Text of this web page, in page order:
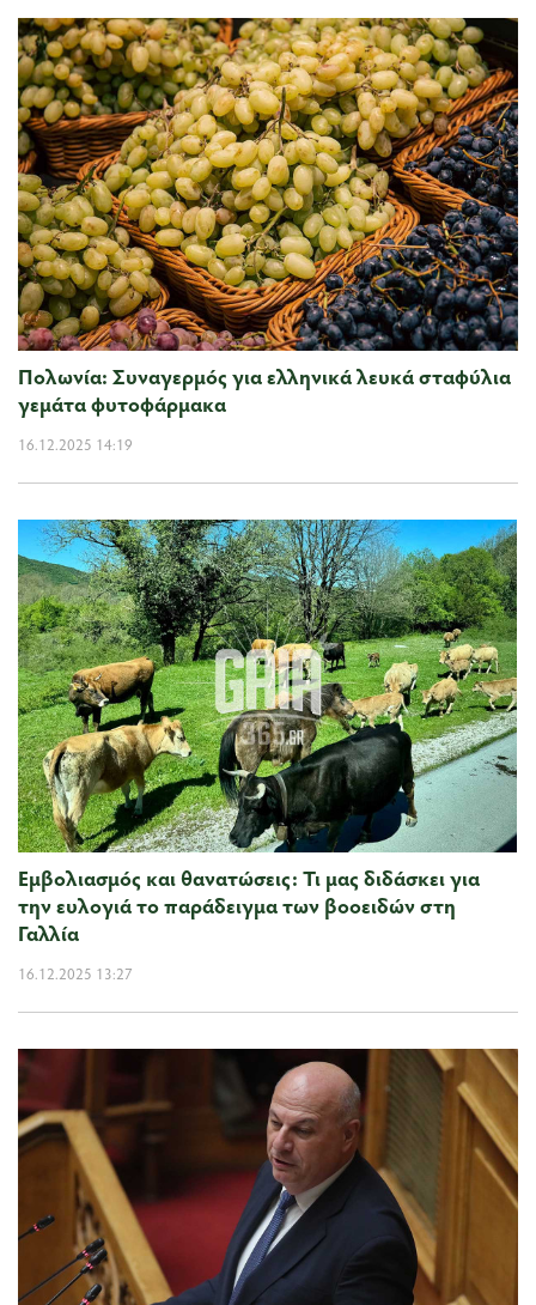
Πολωνία: Συναγερμός για ελληνικά λευκά σταφύλια
γεμάτα φυτοφάρμακα
16.12.2025 14:19
Εμβολιασμός και θανατώσεις: Τι μας διδάσκει για
την ευλογιά το παράδειγμα των βοοειδών στη
Γαλλία
16.12.2025 13:27